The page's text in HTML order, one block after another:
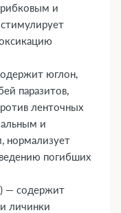
и
юглон,
паразитов,
ленточных
и
нормализует
погибших
— содержит
личинки